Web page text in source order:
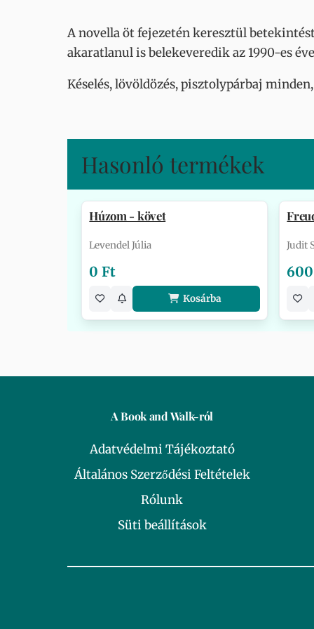
A novella öt fejezetén keresztül
akaratlanul is belekeveredik az 1990-es
Késelés, lövöldözés, pisztolypárbaj
Hasonló termékek
Húzom - követ
Levendel Júlia
0 Ft
Kosárba
Judit
A Book and Walk-ról
Adatvédelmi Tájékoztató
Általános Szerződési Feltételek
Rólunk
Süti beállítások